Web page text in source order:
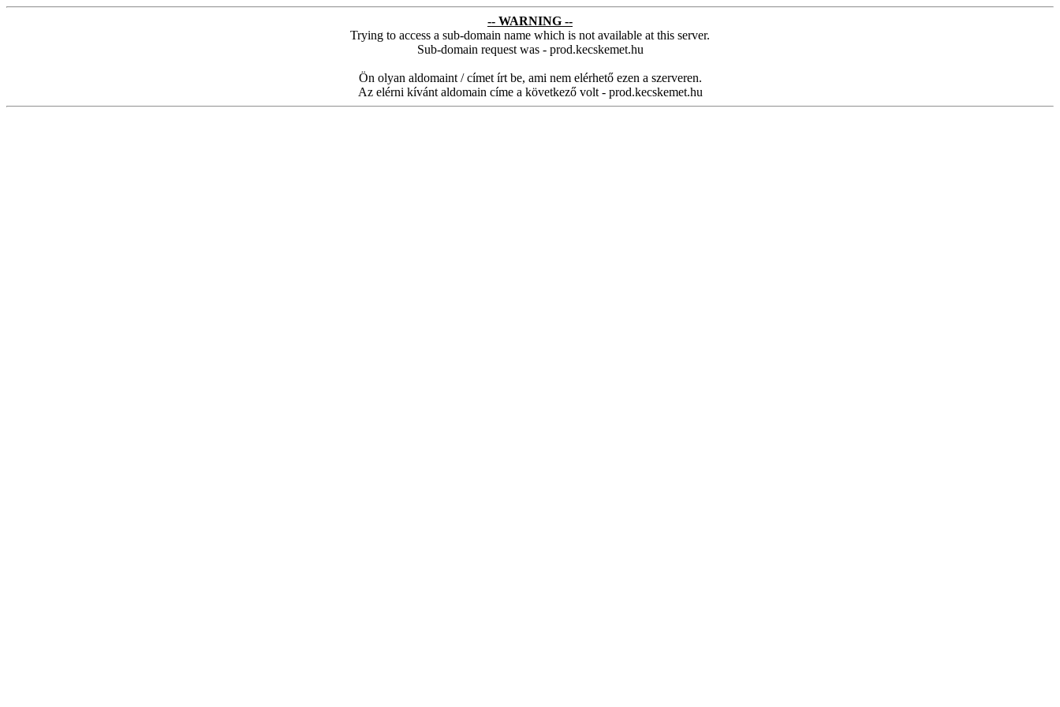
-- WARNING --
Trying to access a sub-domain name which is not available at this server.
Sub-domain request was - prod.kecskemet.hu
Ön olyan aldomaint / címet írt be, ami nem elérhető ezen a szerveren.
Az elérni kívánt aldomain címe a következő volt - prod.kecskemet.hu